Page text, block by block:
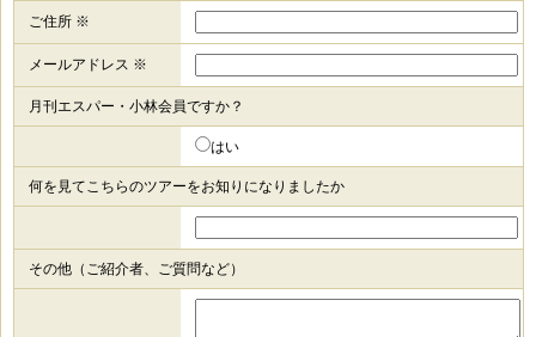
ご住所 ※
メールアドレス ※
月刊エスパー・小林会員ですか？
はい
何を見てこちらのツアーをお知りになりましたか
その他（ご紹介者、ご質問など）